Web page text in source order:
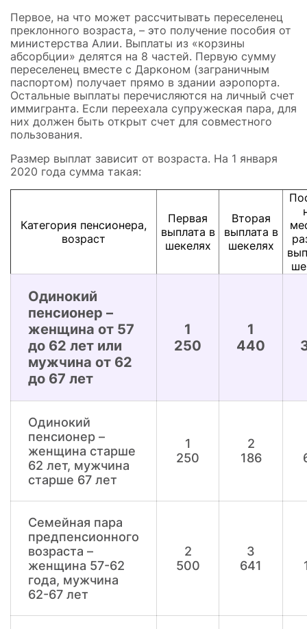
Первое, на что может рассчитывать переселенец
преклонного возраста, – это получение пособия от
министерства Алии. Выплаты из «корзины
абсорбции» делятся на 8 частей. Первую сумму
переселенец вместе с Дарконом (заграничным
паспортом) получает прямо в здании аэропорта.
Остальные выплаты перечисляются на личный счет
иммигранта. Если переехала супружеская пара, для
них должен быть открыт счет для совместного
пользования.
Размер выплат зависит от возраста. На 1 января
2020 года сумма такая:
Категория пенсионера,
возраст
Первая
выплата в
шекелях
Вторая
выплата в
шекелях
Одинокий
пенсионер –
женщина от 57
до 62 лет или
мужчина от 62
до 67 лет
1
250
1
440
Одинокий
пенсионер –
женщина старше
62 лет, мужчина
старше 67 лет
1
250
2
186
Семейная пара
предпенсионного
возраста –
женщина 57-62
года, мужчина
62-67 лет
2
500
3
641